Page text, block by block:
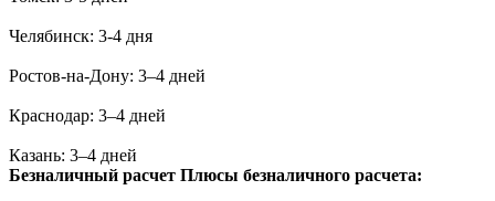
Челябинск: 3-4 дня
Ростов-на-Дону: 3–4 дней
Краснодар: 3–4 дней
Казань: 3–4 дней
Безналичный расчет Плюсы безналичного расчета: